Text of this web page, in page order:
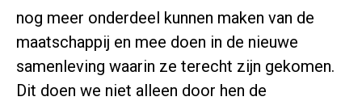
nog meer onderdeel kunnen maken van de
maatschappij en mee doen in de nieuwe
samenleving waarin ze terecht zijn gekomen.
Dit doen we niet alleen door hen de